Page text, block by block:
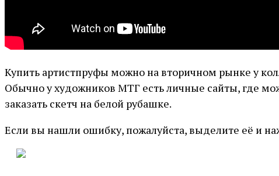
Купить артистпруфы можно на вторичном рынке у
Обычно у художников МТГ есть личные сайты, где
заказать скетч на белой рубашке.
Если вы нашли ошибку, пожалуйста, выделите её и